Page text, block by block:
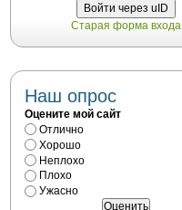
Войти через uID
Старая форма входа
Наш опрос
Оцените мой сайт
Отлично
Хорошо
Неплохо
Плохо
Ужасно